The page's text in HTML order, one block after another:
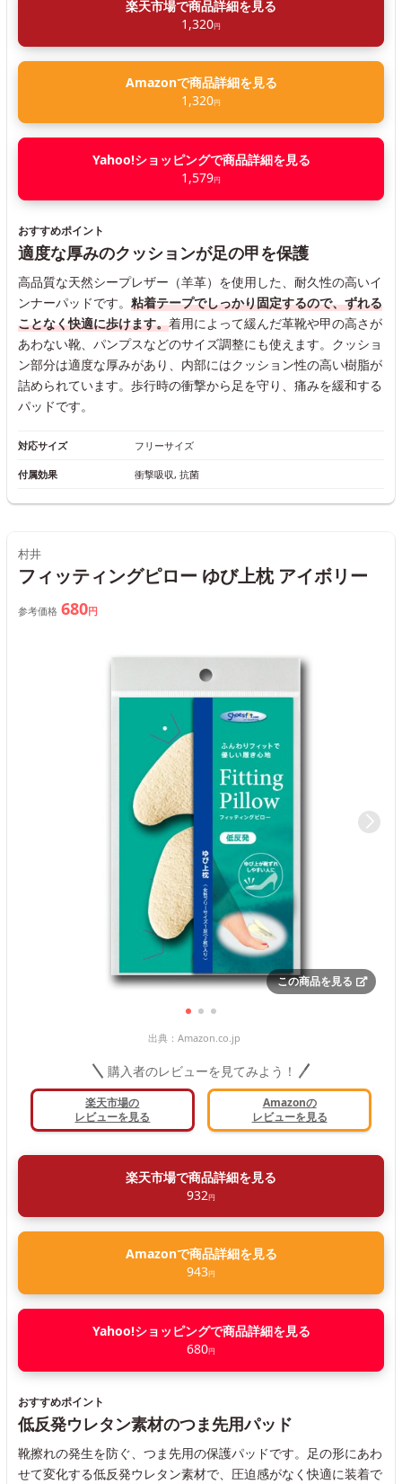
楽天市場で商品詳細を見る
1,320円
Amazonで商品詳細を見る
1,320円
Yahoo!ショッピングで商品詳細を見る
1,579円
おすすめポイント
適度な厚みのクッションが足の甲を保護
高品質な天然シープレザー（羊革）を使用した、耐久性の高いイ
ンナーパッドです。 粘着テープでしっかり固定するので、ずれる
ことなく快適に歩けます。着用によって緩んだ革靴や甲の高さが
あわない靴、パンプスなどのサイズ調整にも使えます。クッショ
ン部分は適度な厚みがあり、内部にはクッション性の高い樹脂が
詰められています。歩行時の衝撃から足を守り、痛みを緩和する
パッドです。
対応サイズ フリーサイズ
付属効果 衝撃吸収, 抗菌
村井
フィッティングピロー ゆび上枕 アイボリー
参考価格 680円
この商品を見る
出典： Amazon.co.jp
購入者のレビューを見てみよう！
楽天市場の
レビューを見る
Amazonの
レビューを見る
楽天市場で商品詳細を見る
932円
Amazonで商品詳細を見る
943円
Yahoo!ショッピングで商品詳細を見る
680円
おすすめポイント
低反発ウレタン素材のつま先用パッド
靴擦れの発生を防ぐ、つま先用の保護パッドです。足の形にあわ
せて変化する低反発ウレタン素材で、圧迫感がなく快適に装着で